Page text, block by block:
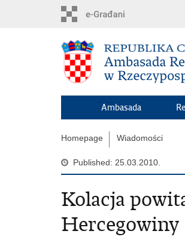
Ambasada
Homepage Wiadomości
Published: 25.03.2010.
Kolacja
Hercegowiny